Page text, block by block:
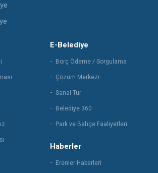
E-Belediye
Borç Ödeme / Sorgulama
Çözüm Merkezi
Sanal Tur
Belediye 360
Park ve Bahçe Faaliyetleri
Haberler
Erenler Haberleri